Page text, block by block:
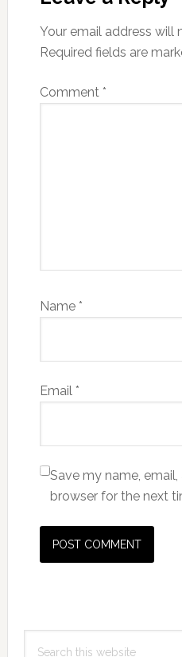
Your email address will
Required fields are
Comment *
Name *
Email *
Save my name,
browser for the next
Primary